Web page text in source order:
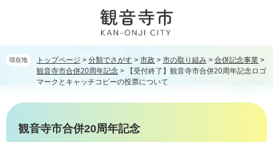
本
現在地 トップページ > 分類でさがす > 市政 > 市の取り組み > 合併記念事業 >
観音寺市合併20周年記念 >
【受付終了】観音寺市合併20周年記念ロゴ
マークとキャッチコピーの投票について
観音寺市合併20周年記念